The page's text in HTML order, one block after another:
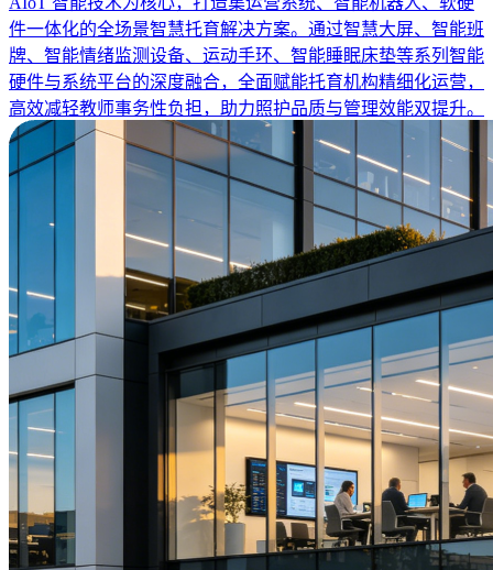
件一体化的全场景智慧托育解决方案。通过智慧大屏、智能班
牌、智能情绪监测设备、运动手环、智能睡眠床垫等系列智能
硬件与系统平台的深度融合，全面赋能托育机构精细化运营，
高效减轻教师事务性负担，助力照护品质与管理效能双提升。